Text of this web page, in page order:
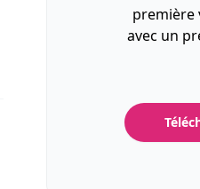
première
avec un